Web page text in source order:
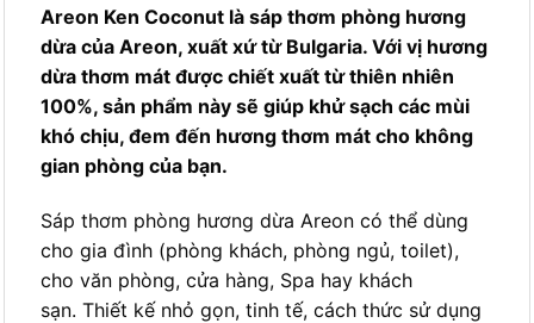
Areon Ken Coconut là sáp thơm phòng hương
dừa của Areon, xuất xứ từ Bulgaria. Với vị hương
dừa thơm mát được chiết xuất từ thiên nhiên
100%, sản phẩm này sẽ giúp khử sạch các mùi
khó chịu, đem đến hương thơm mát cho không
gian phòng của bạn.
Sáp thơm phòng hương dừa Areon có thể dùng
cho gia đình (phòng khách, phòng ngủ, toilet),
cho văn phòng, cửa hàng, Spa hay khách
sạn. Thiết kế nhỏ gọn, tinh tế, cách thức sử dụng